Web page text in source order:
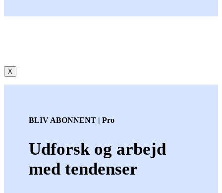
X
BLIV ABONNENT | Pro
Udforsk og arbejd
med tendenser